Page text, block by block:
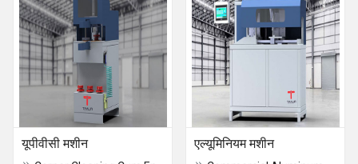
यूपीवीसी मशीन एल्यूमिनियम मशीन